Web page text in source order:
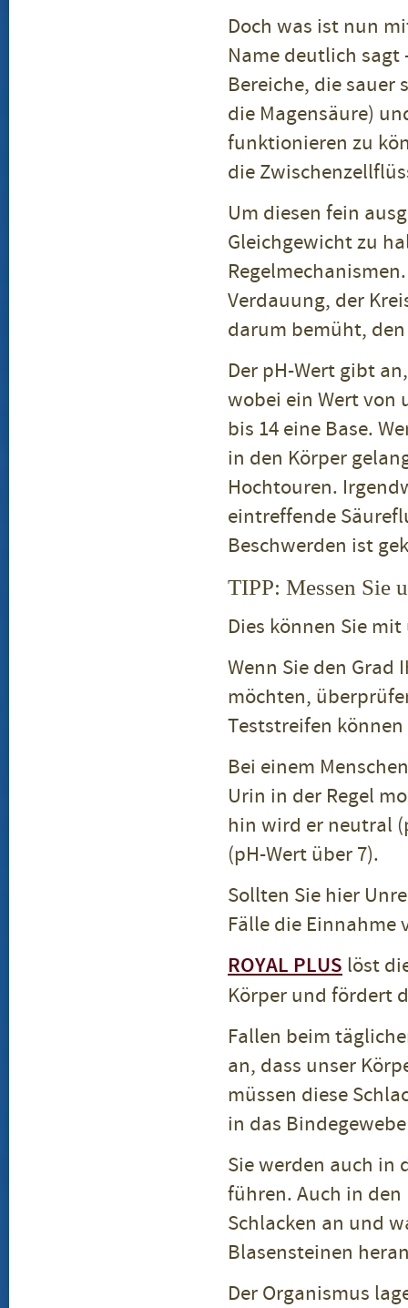
Doch was ist nun
Name deutlich sagt
Bereiche, die sauer
die Magensäure)
funktionieren zu
die
Um diesen fein
Gleichgewicht zu
Verdauung, der
darum bemüht,
Der pH-Wert gibt
wobei ein Wert von
bis 14 eine Base.
in den Körper
Hochtouren.
eintreffende
Beschwerden ist
TIPP: Messen Sie
Dies können Sie
Wenn Sie den
möchten,
Teststreifen können
Bei einem
Urin in der Regel
hin wird er neutral
(pH-Wert über 7).
Sollten Sie hier
Fälle die Einnahme
ROYAL PLUS löst
Körper und fördert
Fallen beim
an, dass unser
müssen diese
in das
Sie werden auch in
führen. Auch in den
Schlacken an und
Blasensteinen
Der Organismus